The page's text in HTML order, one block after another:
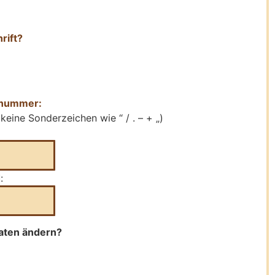
Sonderzeichen wie “ / . – + „)
ändern?